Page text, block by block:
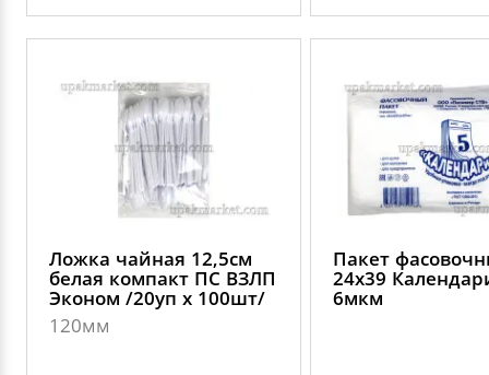
Ложка чайная 12,5см
белая компакт ПС ВЗЛП
Эконом /20уп х 100шт/
120мм
Пакет
24х39
6мкм